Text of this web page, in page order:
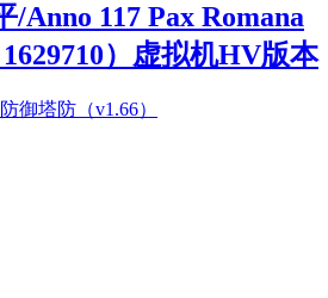
/Anno 117 Pax Romana
）虚拟机HV版本